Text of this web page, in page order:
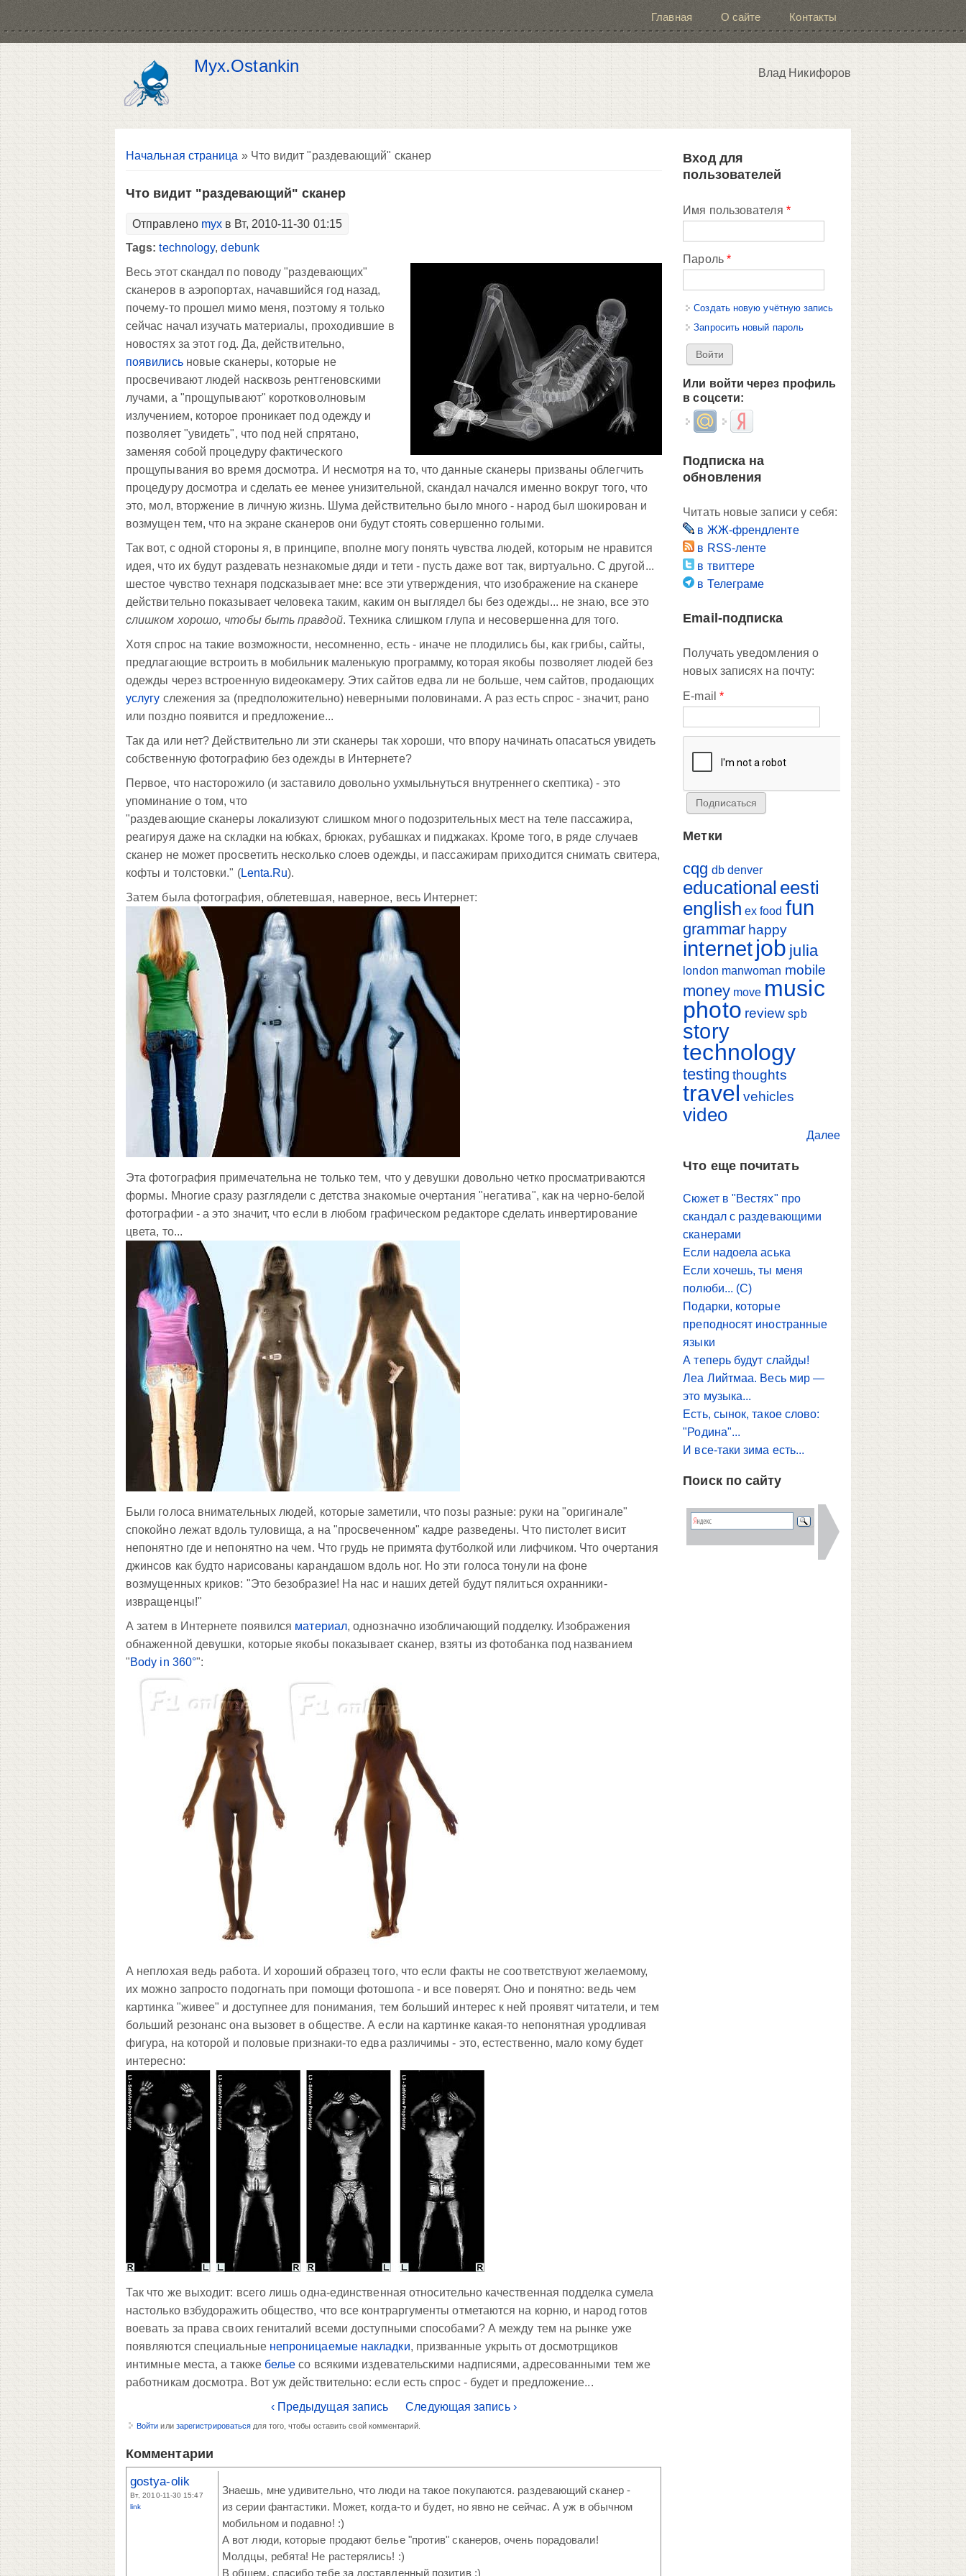
Главная О сайте Контакты
Myx.Ostankin Влад Никифоров
Вы здесь
Начальная страница » Что видит "раздевающий" сканер
Что видит "раздевающий" сканер
Отправлено myx в Вт, 2010-11-30 01:15
Tags:technology,debunk
Весь этот скандал по поводу "раздевающих"
сканеров в аэропортах, начавшийся год назад,
почему-то прошел мимо меня, поэтому я только
сейчас начал изучать материалы, проходившие в
новостях за этот год. Да, действительно,
появилисьновые сканеры, которые не
просвечивают людей насквозь рентгеновскими
лучами, а "прощупывают" коротковолновым
излучением, которое проникает под одежду и
позволяет "увидеть", что под ней спрятано,
заменяя собой процедуру фактического
прощупывания во время досмотра. И несмотря на то, что данные сканеры призваны облегчить
процедуру досмотра и сделать ее менее унизительной, скандал начался именно вокруг того, что
это, мол, вторжение в личную жизнь. Шума действительно было много - народ был шокирован и
возмущен тем, что на экране сканеров они будут стоять совершенно голыми.
Так вот, с одной стороны я, в принципе, вполне могу понять чувства людей, которым не нравится
идея, что их будут раздевать незнакомые дяди и тети - пусть даже вот так, виртуально. С другой...
шестое чувство технаря подсказывает мне: все эти утверждения, что изображение на сканере
действительно показывает человека таким, каким он выглядел бы без одежды... не знаю, все это
слишком хорошо, чтобы быть правдой. Техника слишком глупа и несовершенна для того.
Хотя спрос на такие возможности, несомненно, есть - иначе не плодились бы, как грибы, сайты,
предлагающие встроить в мобильник маленькую программу, которая якобы позволяет людей без
одежды через встроенную видеокамеру. Этих сайтов едва ли не больше, чем сайтов, продающих
услугу слежения за (предположительно) неверными половинами. А раз есть спрос - значит, рано
или поздно появится и предложение...
Так да или нет? Действительно ли эти сканеры так хороши, что впору начинать опасаться увидеть
собственную фотографию без одежды в Интернете?
Первое, что насторожило (и заставило довольно ухмыльнуться внутреннего скептика) - это
упоминание о том, что
"раздевающие сканеры локализуют слишком много подозрительных мест на теле пассажира,
реагируя даже на складки на юбках, брюках, рубашках и пиджаках. Кроме того, в ряде случаев
сканер не может просветить несколько слоев одежды, и пассажирам приходится снимать свитера,
кофты и толстовки." (Lenta.Ru).
Затем была фотография, облетевшая, наверное, весь Интернет:
Эта фотография примечательна не только тем, что у девушки довольно четко просматриваются
формы. Многие сразу разглядели с детства знакомые очертания "негатива", как на черно-белой
фотографии - а это значит, что если в любом графическом редакторе сделать инвертирование
цвета, то...
Были голоса внимательных людей, которые заметили, что позы разные: руки на "оригинале"
спокойно лежат вдоль туловища, а на "просвеченном" кадре разведены. Что пистолет висит
непонятно где и непонятно на чем. Что грудь не примята футболкой или лифчиком. Что очертания
джинсов как будто нарисованы карандашом вдоль ног. Но эти голоса тонули на фоне
возмущенных криков: "Это безобразие! На нас и наших детей будут пялиться охранники-
извращенцы!"
А затем в Интернете появился материал, однозначно изобличающий подделку. Изображения
обнаженной девушки, которые якобы показывает сканер, взяты из фотобанка под названием
"Body in 360°":
А неплохая ведь работа. И хороший образец того, что если факты не соответствуют желаемому,
их можно запросто подогнать при помощи фотошопа - и все поверят. Оно и понятно: ведь чем
картинка "живее" и доступнее для понимания, тем больший интерес к ней проявят читатели, и тем
больший резонанс она вызовет в обществе. А если на картинке какая-то непонятная уродливая
фигура, на которой и половые признаки-то едва различимы - это, естественно, мало кому будет
интересно:
Так что же выходит: всего лишь одна-единственная относительно качественная подделка сумела
настолько взбудоражить общество, что все контраргументы отметаются на корню, и народ готов
воевать за права своих гениталий всеми доступными способами? А между тем на рынке уже
появляются специальные непроницаемые накладки, призванные укрыть от досмотрщиков
интимные места, а также белье со всякими издевательскими надписями, адресованными тем же
работникам досмотра. Вот уж действительно: если есть спрос - будет и предложение...
‹ Предыдущая запись
Следующая запись ›
Войти или зарегистрироваться для того, чтобы оставить свой комментарий.
Комментарии
gostya-olik
Вт, 2010-11-30 15:47
link
Знаешь, мне удивительно, что люди на такое покупаются. раздевающий сканер -
из серии фантастики. Может, когда-то и будет, но явно не сейчас. А уж в обычном
мобильном и подавно! :)
А вот люди, которые продают белье "против" сканеров, очень порадовали!
Молдцы, ребята! Не растерялись! :)
В общем, спасибо тебе за доставленный позитив :)
Вход для
пользователей
Имя пользователя *
Пароль *
Создать новую учётную запись
Запросить новый пароль
Или войти через профиль
в соцсети:
Login with Mail.ruLogin with Яндекс
Подписка на
обновления
Читать новые записи у себя:
в ЖЖ-френдленте
в RSS-ленте
в твиттере
в Телеграме
Email-подписка
Получать уведомления о
новых записях на почту:
E-mail *
Метки
cqg db denver
educational eesti
english ex food fun
grammar happy
internetjob julia
london manwoman mobile
money move music
photo review spb
story
technology
testing thoughts
travel vehicles
video
Далее
Что еще почитать
Сюжет в "Вестях" про
скандал с раздевающими
сканерами
Если надоела аська
Если хочешь, ты меня
полюби... (С)
Подарки, которые
преподносят иностранные
языки
А теперь будут слайды!
Леа Лийтмаа. Весь мир —
это музыка...
Есть, сынок, такое слово:
"Родина"...
И все-таки зима есть...
Поиск по сайту